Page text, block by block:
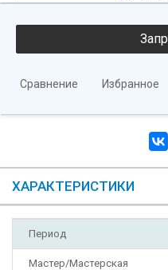
Сравнение Избранное
ХАРАКТЕРИСТИКИ
Период
Мастер/Мастерская